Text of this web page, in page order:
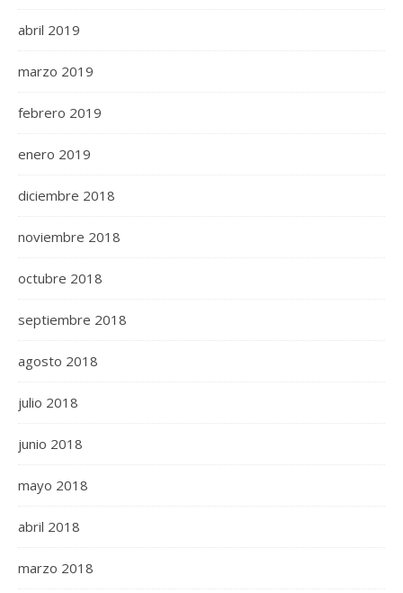
abril 2019
marzo 2019
febrero 2019
enero 2019
diciembre 2018
noviembre 2018
octubre 2018
septiembre 2018
agosto 2018
julio 2018
junio 2018
mayo 2018
abril 2018
marzo 2018